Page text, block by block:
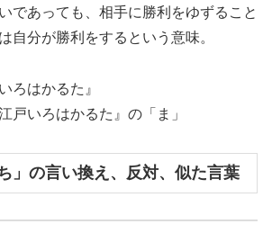
であっても、相手に勝利をゆずること
自分が勝利をするという意味。
ろはかるた』
戸いろはかるた』の「ま」
」の言い換え、反対、似た言葉